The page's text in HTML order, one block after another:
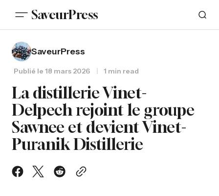
SaveurPress
SaveurPress
Publié le 18 mars 2026 1 min read
La distillerie Vinet-
Delpech rejoint le groupe
Sawnee et devient Vinet-
Puranik Distillerie